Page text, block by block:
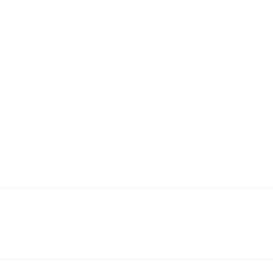
Erhöhtes